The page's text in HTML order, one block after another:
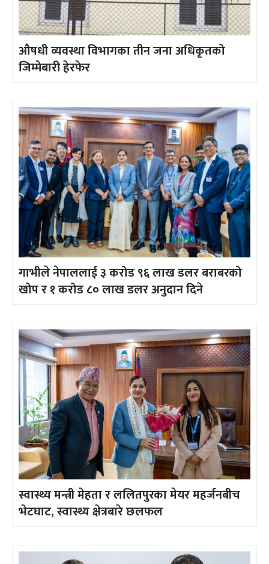
औषधी व्यवस्था विभागका तीन जना अधिकृतको
जिम्मेबारी हेरफेर
गाभीले नेपाललाई ३ करोड ९६ लाख डलर बराबरको
खोप र १ करोड ८० लाख डलर अनुदान दिने
स्वास्थ्य मन्त्री मेहता र ललितपुरका मेयर महर्जनबीच
भेटघाट, स्वास्थ्य क्षेत्रबारे छलफल